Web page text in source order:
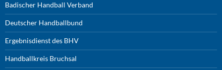
Badischer Handball Verband
Deutscher Handballbund
Ergebnisdienst des BHV
Handballkreis Bruchsal